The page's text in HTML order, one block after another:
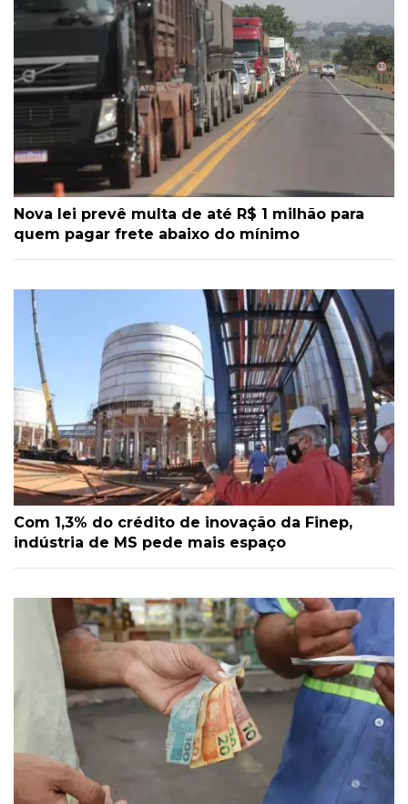
Nova lei prevê multa de até R$ 1 milhão para
quem pagar frete abaixo do mínimo
Com 1,3% do crédito de inovação da Finep,
indústria de MS pede mais espaço